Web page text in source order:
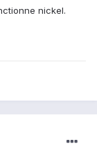
nickel.